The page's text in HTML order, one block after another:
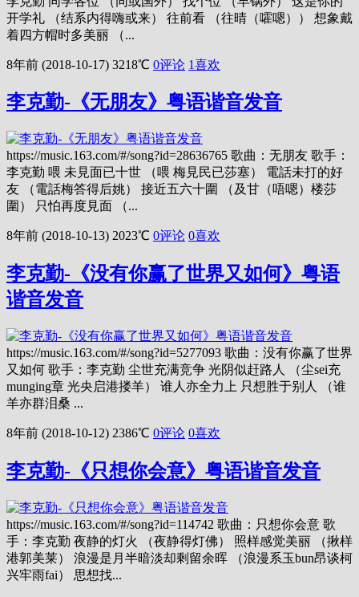
开学礼 （结系内得嗨或来） 往前看 （往晴（嚯嗯）） 想象戴
着四方帽时多美丽 （...
8年前 (2018-10-17) 3218℃ 0评论 1喜欢
李克勤-《无朋友》粤语谐音发音
https://music.163.com/#/song?id=28636765 歌曲：无朋友 歌手：
李克勤 喂 未見面已十世 （喂 梅見民已莎塞） 電話未打的好
友 （電話梅答得后姚） 接近五六十圍 （及甘（唔嗯）楼莎
圍） 只怕再度見面 （...
8年前 (2018-10-13) 2023℃ 0评论 0喜欢
李克勤-《没有你赢了世界又如何》粤语
谐音发音
https://music.163.com/#/song?id=5277093 歌曲：没有你赢了世界
又如何 歌手：李克勤 尘世充满竞争 光阴似赶路人 （尘sei充
munging章 光央启港搂羊） 谁人亦全力上 只想胜于别人 （谁
羊亦群泪桑 ...
8年前 (2018-10-12) 2386℃ 0评论 0喜欢
李克勤-《只想你会意》粤语谐音发音
https://music.163.com/#/song?id=114742 歌曲：只想你会意 歌
手：李克勤 夜静的灯火 （夜静得灯佛） 照样感觉美丽 （揪样
港郭美莱） 浪漫是月半暗淡却剩留余晖 （浪漫系玉bun昂谈柯
兴牢雨fai） 思想找...